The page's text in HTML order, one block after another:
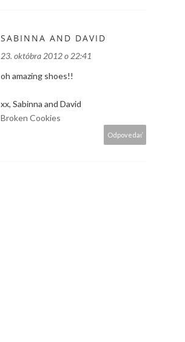
SABINNA AND DAVID
23. októbra 2012 o 22:41
oh amazing shoes!!
xx, Sabinna and David
Broken Cookies
Odpovedať